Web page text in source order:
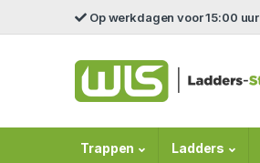
Skip to navigation
Skip to content Op werkdagen voor 15:00
Trappen Ladders